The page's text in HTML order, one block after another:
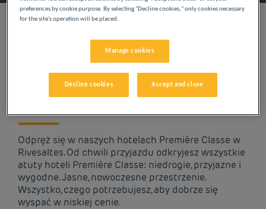
NASZE HOTELE W
RIVESALTES W NISKICH
CENACH
Odpręż się w naszych hotelach Première Classe w
Rivesaltes. Od chwili przyjazdu odkryjesz wszystkie
atuty hoteli Première Classe: niedrogie, przyjazne i
wygodne. Jasne, nowoczesne przestrzenie.
Wszystko, czego potrzebujesz, aby dobrze się
wyspać w niskiej cenie.
preferences by cookie purpose. By selecting "Decline cookies," only cookies necessary
for the site's operation will be placed.
Manage cookies
Decline cookies Accept and close